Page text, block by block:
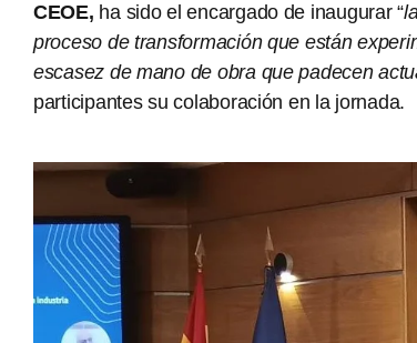
CEOE, ha sido el encargado de inaugurar “
proceso de transformación que están
escasez de mano de obra que padecen
participantes su colaboración en la jornada.